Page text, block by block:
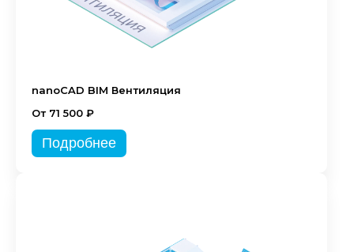
nanoCAD BIM Вентиляция
От 71 500 ₽
Подробнее